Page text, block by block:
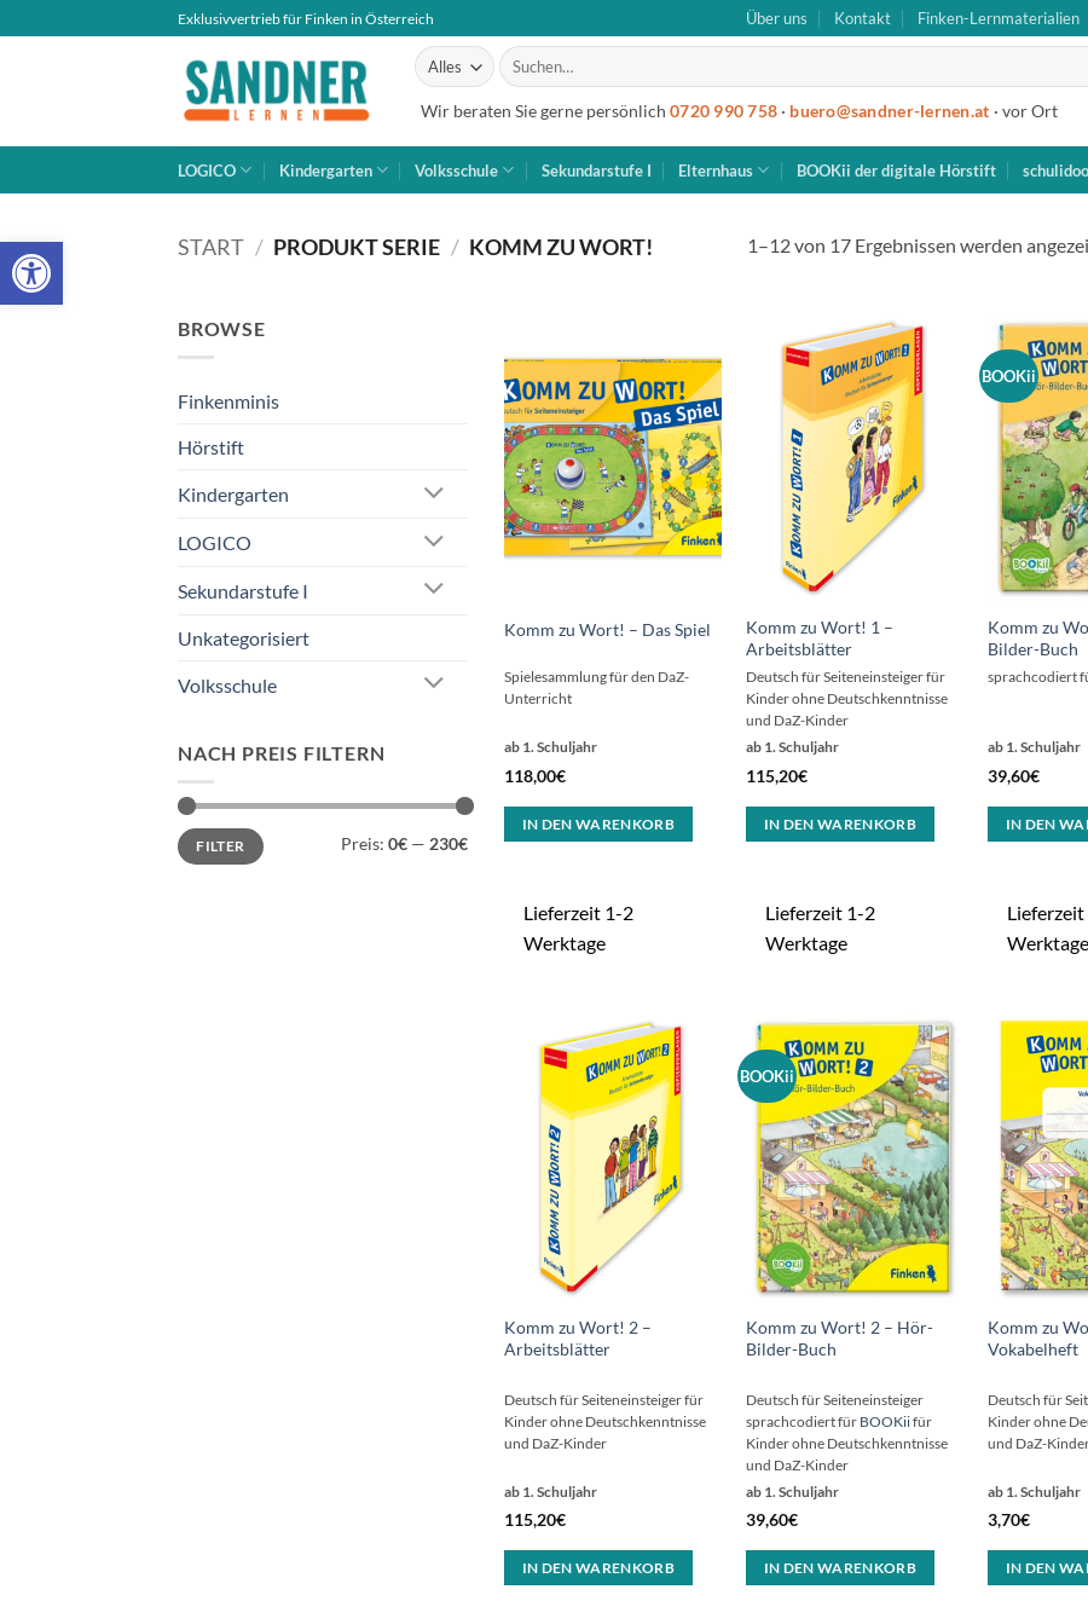
Open toolbar
Inhalt
Exklusivvertrieb für Finken in Österreich Über uns Kontakt Finken-Lernmaterialien
Suche
nach:
Wir beraten Sie gerne persönlich 0720 990 758 · buero@sandner-lernen.at · vor Ort
LOGICO Kindergarten Volksschule Sekundarstufe I Elternhaus BOOKii der digitale Hörstift
START / PRODUKT SERIE / KOMM ZU WORT! 1–12 von 17 Ergebnissen werden
BROWSE
Finkenminis
Hörstift
Kindergarten
LOGICO
Sekundarstufe I
Unkategorisiert
Volksschule
NACH PREIS FILTERN
Min.
Preis
Max.
PreisFILTER Preis: 0€ — 230€
Komm zu Wort! – Das Spiel
ab 1. Schuljahr
118,00€
Spielesammlung für den DaZ-
Unterricht
IN DEN WARENKORB
Lieferzeit 1-2
Werktage
Komm zu Wort! 1 –
Arbeitsblätter
ab 1. Schuljahr
115,20€
Deutsch für Seiteneinsteiger für
Kinder ohne Deutschkenntnisse
und DaZ-Kinder
IN DEN WARENKORB
Lieferzeit 1-2
Werktage
BOOKii
Komm zu
Bilder-Buch
ab 1. Schuljahr
39,60€
sprachcodiert
IN DEN
Werktage
Komm zu Wort! 2 –
Arbeitsblätter
ab 1. Schuljahr
115,20€
Deutsch für Seiteneinsteiger für
Kinder ohne Deutschkenntnisse
und DaZ-Kinder
IN DEN WARENKORB
BOOKii
Komm zu Wort! 2 – Hör-
Bilder-Buch
ab 1. Schuljahr
39,60€
Deutsch für Seiteneinsteiger
sprachcodiert für BOOKiifür
Kinder ohne Deutschkenntnisse
und DaZ-Kinder
IN DEN WARENKORB
Komm zu
Vokabelheft
ab 1. Schuljahr
3,70€
Deutsch für
Kinder ohne
und DaZ-
IN DEN